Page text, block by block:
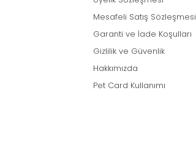
Mesafeli Satış Sözleşmesi
Garanti ve İade Koşulları
Gizlilik ve Güvenlik
Hakkımızda
Pet Card Kullanımı